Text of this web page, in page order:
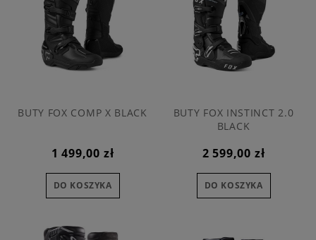
BUTY FOX COMP X BLACK
1 499,00 zł
DO KOSZYKA
BUTY FOX INSTINCT 2.0
BLACK
2 599,00 zł
DO KOSZYKA